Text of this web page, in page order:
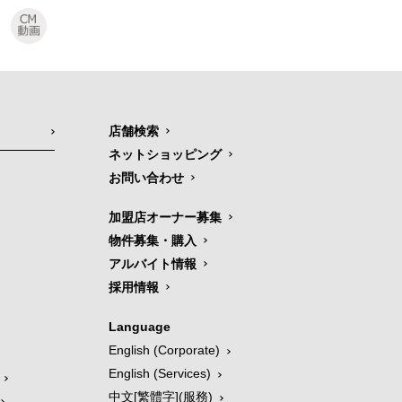
店舗検索
ネットショッピング
お問い合わせ
加盟店オーナー募集
物件募集・購入
アルバイト情報
採用情報
Language
English (Corporate)
English (Services)
中文[繁體字](服務)